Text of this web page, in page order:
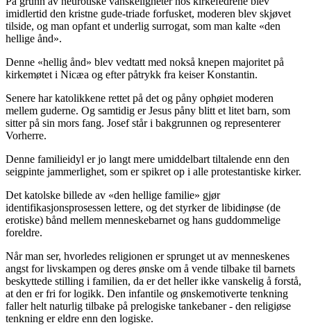
imidlertid den kristne gude-triade forfusket, moderen blev skjøvet
tilside, og man opfant et underlig surrogat, som man kalte «den
hellige ånd».
Denne «hellig ånd» blev vedtatt med nokså knepen majoritet på
kirkemøtet i Nicæa og efter påtrykk fra keiser Konstantin.
Senere har katolikkene rettet på det og påny ophøiet moderen
mellem guderne. Og samtidig er Jesus påny blitt et litet barn, som
sitter på sin mors fang. Josef står i bakgrunnen og representerer
Vorherre.
Denne familieidyl er jo langt mere umiddelbart tiltalende enn den
seigpinte jammerlighet, som er spikret op i alle protestantiske kirker.
Det katolske billede av «den hellige familie» gjør
identifikasjonsprosessen lettere, og det styrker de libidinøse (de
erotiske) bånd mellem menneskebarnet og hans guddommelige
foreldre.
Når man ser, hvorledes religionen er sprunget ut av menneskenes
angst for livskampen og deres ønske om å vende tilbake til barnets
beskyttede stilling i familien, da er det heller ikke vanskelig å forstå,
at den er fri for logikk. Den infantile og ønskemotiverte tenkning
faller helt naturlig tilbake på prelogiske tankebaner - den religiøse
tenkning er eldre enn den logiske.